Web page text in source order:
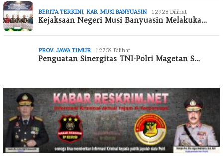
BERITA TERKINI, KAB. MUSI BANYUASIN 12928 Dilihat
Kejaksaan Negeri Musi Banyuasin Melakuka…
PROV. JAWA TIMUR 12759 Dilihat
Penguatan Sinergitas TNI-Polri Magetan S…